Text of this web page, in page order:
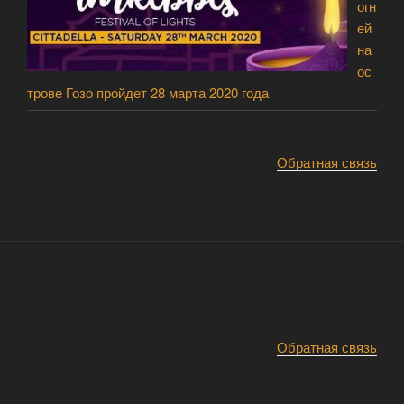
огн
ей
на
ос
трове Гозо пройдет 28 марта 2020 года
Обратная связь
Обратная связь